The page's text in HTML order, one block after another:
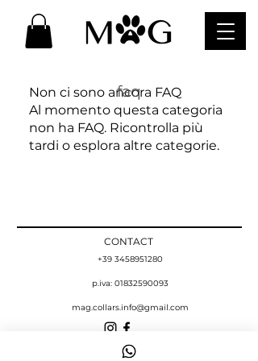
Non ci sono ancora FAQ
Al momento questa categoria
non ha FAQ. Ricontrolla più
tardi o esplora altre categorie.
faq
CONTACT
+39 3458951280
p.iva: 01832590093
mag.collars.info@gmail.com
NOVITà E SCONTI